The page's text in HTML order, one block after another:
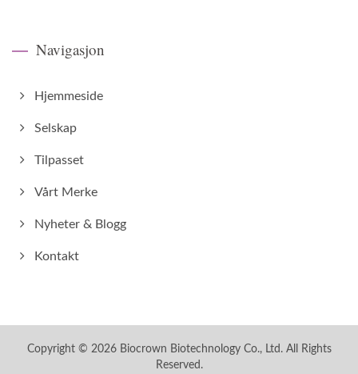
Navigasjon
Hjemmeside
Selskap
Tilpasset
Vårt Merke
Nyheter & Blogg
Kontakt
Copyright © 2026 Biocrown Biotechnology Co., Ltd.All Rights
Reserved.